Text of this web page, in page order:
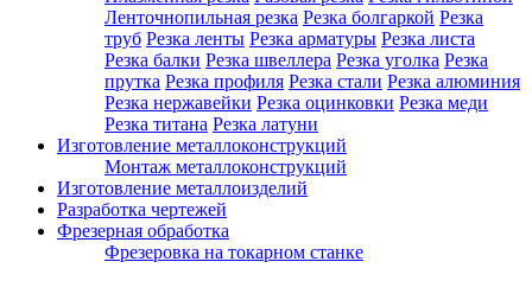
Ленточнопильная резка Резка болгаркой Резка
труб Резка ленты Резка арматуры Резка листа
Резка балки Резка швеллера Резка уголка Резка
прутка Резка профиля Резка стали Резка алюминия
Резка нержавейки Резка оцинковки Резка меди
Резка титана Резка латуни
Изготовление металлоконструкций
Монтаж металлоконструкций
Изготовление металлоизделий
Разработка чертежей
Фрезерная обработка
Фрезеровка на токарном станке